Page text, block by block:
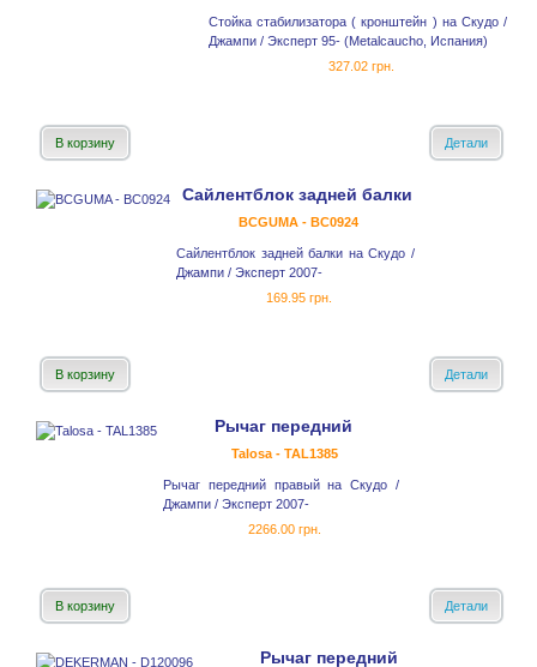
Стойка стабилизатора ( кронштейн ) на Скудо /
Джампи / Эксперт 95- (Metalcaucho, Испания)
327.02 грн.
В корзину Детали
Сайлентблок задней балки
BCGUMA - BC0924
Сайлентблок задней балки на Скудо /
Джампи / Эксперт 2007-
169.95 грн.
В корзину Детали
Рычаг передний
Talosa - TAL1385
Рычаг передний правый на Скудо /
Джампи / Эксперт 2007-
2266.00 грн.
В корзину Детали
Рычаг передний